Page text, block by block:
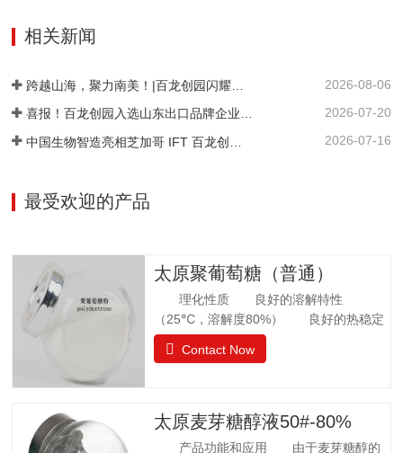
能力很强。热稳定比蔗糖略差，不被大多
数细菌和酵母所发酵。遮蔽异味，平衡口
易容易着色。 法规许可中国：食品添加剂
相关新闻
2026-08-06
喜报！百龙创园入选山东出口品牌企业名单 2026-07-20
2026-07-16
最受欢迎的产品
太原聚葡萄糖（普通）
理化性质 良好的溶解特性
（25℃，溶解度80%） 良好的热稳定
性 环境湿度高，充分吸水 法规
许可 57个国家批准应用聚葡萄糖.
聚葡萄糖质量标准 GB25541-2010项目
Contact Now
太原麦芽糖醇液50#-80%
产品功能和应用 由于麦芽糖醇的